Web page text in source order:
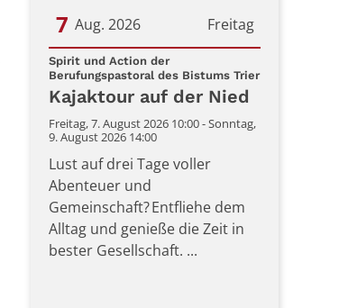
Freitag
7 Aug. 2026
Datum: 7. August 2026
Spirit und Action der
Berufungspastoral des Bistums Trier:
Kajaktour auf der Nied
Freitag, 7. August 2026 10:00 - Sonntag,
9. August 2026 14:00
Lust auf drei Tage voller
Abenteuer und
Gemeinschaft? Entfliehe dem
Alltag und genieße die Zeit in
bester Gesellschaft. ...